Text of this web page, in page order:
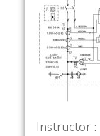
Instructor :